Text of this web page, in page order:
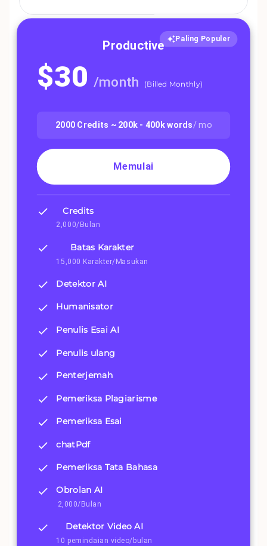
Paling Populer
Productive
$30 /month (Billed Monthly)
2000 Credits ~ 200k - 400kwords/ mo
Memulai
Credits
2,000/Bulan
Batas Karakter
15,000 Karakter/Masukan
Detektor AI
Humanisator
Penulis Esai AI
Penulis ulang
Penterjemah
Pemeriksa Plagiarisme
Pemeriksa Esai
chatPdf
Pemeriksa Tata Bahasa
Obrolan AI
2,000/Bulan
Detektor Video AI
10 pemindaian video/bulan